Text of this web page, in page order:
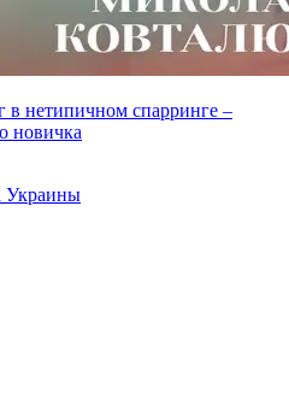
нетипичном спарринге –
новичка
Украины